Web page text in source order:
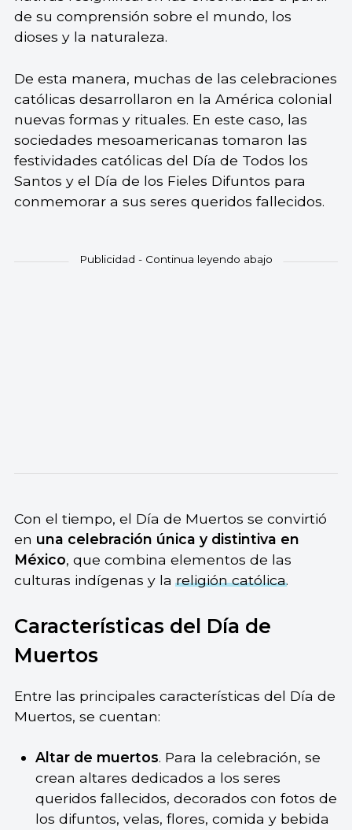
de su comprensión sobre el mundo, los
dioses y la naturaleza.
De esta manera, muchas de las celebraciones
católicas desarrollaron en la América colonial
nuevas formas y rituales. En este caso, las
sociedades mesoamericanas tomaron las
festividades católicas del Día de Todos los
Santos y el Día de los Fieles Difuntos para
conmemorar a sus seres queridos fallecidos.
Con el tiempo, el Día de Muertos se convirtió
en una celebración única y distintiva en
México, que combina elementos de las
culturas indígenas y lareligión católica.
Características del Día de
Muertos
Entre las principales características del Día de
Muertos, se cuentan:
Altar de muertos. Para la celebración, se
crean altares dedicados a los seres
queridos fallecidos, decorados con fotos de
los difuntos, velas, flores, comida y bebida